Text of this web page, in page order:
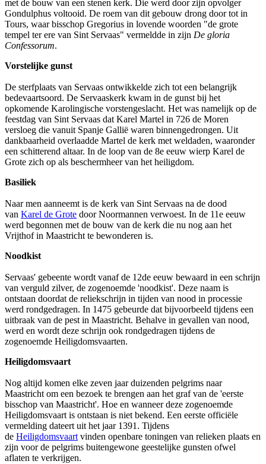
met de bouw van een stenen kerk. Die werd door zijn opvolger
Gondulphus voltooid. De roem van dit gebouw drong door tot in
Tours, waar bisschop Gregorius in lovende woorden "de grote
tempel ter ere van Sint Servaas" vermeldde in zijn De gloria
Confessorum.
Vorstelijke gunst
De sterfplaats van Servaas ontwikkelde zich tot een belangrijk
bedevaartsoord. De Servaaskerk kwam in de gunst bij het
opkomende Karolingische vorstengeslacht. Het was namelijk op de
feestdag van Sint Servaas dat Karel Martel in 726 de Moren
versloeg die vanuit Spanje Gallië waren binnengedrongen. Uit
dankbaarheid overlaadde Martel de kerk met weldaden, waaronder
een schitterend altaar. In de loop van de 8e eeuw wierp Karel de
Grote zich op als beschermheer van het heiligdom.
Basiliek
Naar men aanneemt is de kerk van Sint Servaas na de dood
van Karel de Grote door Noormannen verwoest. In de 11e eeuw
werd begonnen met de bouw van de kerk die nu nog aan het
Vrijthof in Maastricht te bewonderen is.
Noodkist
Servaas' gebeente wordt vanaf de 12de eeuw bewaard in een schrijn
van verguld zilver, de zogenoemde 'noodkist'. Deze naam is
ontstaan doordat de reliekschrijn in tijden van nood in processie
werd rondgedragen. In 1475 gebeurde dat bijvoorbeeld tijdens een
uitbraak van de pest in Maastricht. Behalve in gevallen van nood,
werd en wordt deze schrijn ook rondgedragen tijdens de
zogenoemde Heiligdomsvaarten.
Heiligdomsvaart
Nog altijd komen elke zeven jaar duizenden pelgrims naar
Maastricht om een bezoek te brengen aan het graf van de 'eerste
bisschop van Maastricht'. Hoe en wanneer deze zogenoemde
Heiligdomsvaart is ontstaan is niet bekend. Een eerste officiële
vermelding dateert uit het jaar 1391. Tijdens
de Heiligdomsvaart vinden openbare toningen van relieken plaats en
zijn voor de pelgrims buitengewone geestelijke gunsten ofwel
aflaten te verkrijgen.